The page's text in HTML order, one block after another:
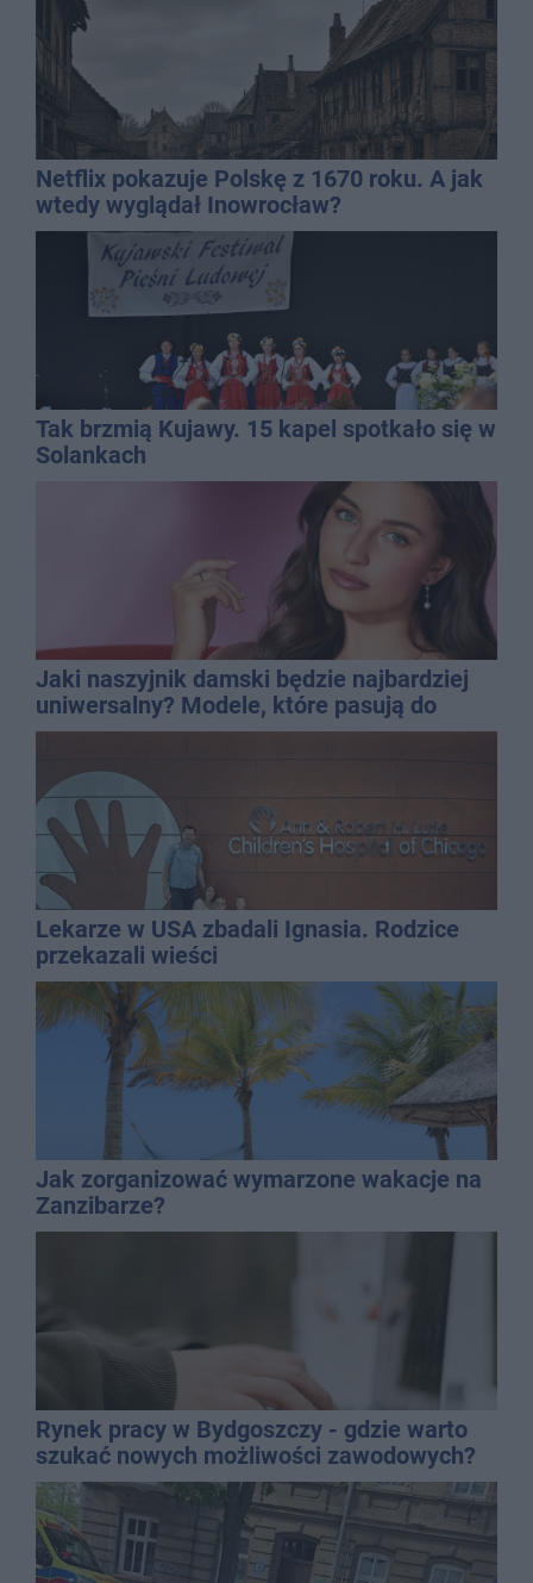
Netflix pokazuje Polskę z 1670 roku. A jak
wtedy wyglądał Inowrocław?
Tak brzmią Kujawy. 15 kapel spotkało się w
Solankach
Jaki naszyjnik damski będzie najbardziej
uniwersalny? Modele, które pasują do
wielu stylizacji
Lekarze w USA zbadali Ignasia. Rodzice
przekazali wieści
Jak zorganizować wymarzone wakacje na
Zanzibarze?
Rynek pracy w Bydgoszczy - gdzie warto
szukać nowych możliwości zawodowych?